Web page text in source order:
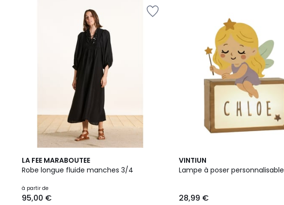
LA FEE MARABOUTEE
Robe longue fluide manches 3/4
à partir de
95,00 €
2
/
2
Couleurs
VINTIUN
Lampe à poser personnalisable
28,99 €
14
Couleurs